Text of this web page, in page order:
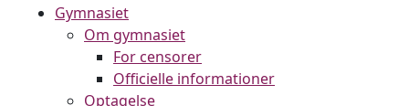
Gymnasiet
Om gymnasiet
For censorer
Officielle informationer
Optagelse